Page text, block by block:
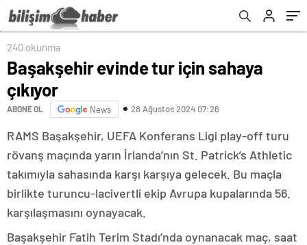
240 okunma
Başakşehir evinde tur için sahaya
çıkıyor
ABONE OL News 28 Ağustos 2024 07:26
RAMS Başakşehir, UEFA Konferans Ligi play-off turu
rövanş maçında yarın İrlanda’nın St. Patrick’s Athletic
takımıyla sahasında karşı karşıya gelecek. Bu maçla
birlikte turuncu-lacivertli ekip Avrupa kupalarında 56.
karşılaşmasını oynayacak.
Başakşehir Fatih Terim Stadı’nda oynanacak maç, saat